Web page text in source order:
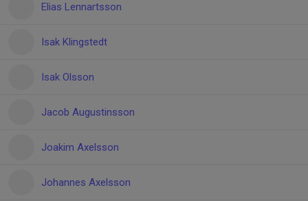
Elias Lennartsson
Isak Klingstedt
Isak Olsson
Jacob Augustinsson
Joakim Axelsson
Johannes Axelsson